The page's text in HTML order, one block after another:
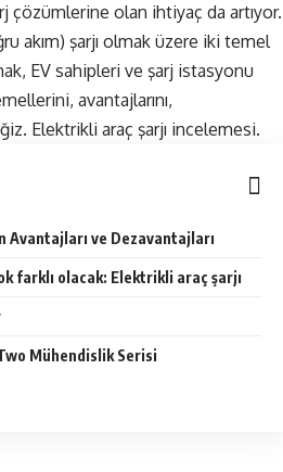
çözümlerine olan ihtiyaç da artıyor.
akım) şarjı olmak üzere iki temel
EV sahipleri ve şarj istasyonu
avantajlarını,
Elektrikli araç şarjı incelemesi.
Avantajları ve Dezavantajları
farklı olacak: Elektrikli araç şarjı
Mühendislik Serisi